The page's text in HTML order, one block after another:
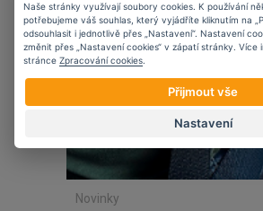
Novinky
Naše stránky využívají soubory cookies. K používání
potřebujeme váš souhlas, který vyjádříte kliknutím na
odsouhlasit i jednotlivě přes „Nastavení“. Nastavení
změnit přes „Nastavení cookies“ v zápatí stránky. Více
stránce Zpracování cookies
Přijmout vše
Nastavení